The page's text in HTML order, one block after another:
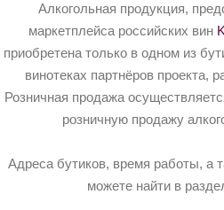
Алкогольная продукция,
маркетплейса российских вин
приобретена только в одном из
винотеках партнёров проекта,
Розничная продажа
розничную продажу
Адреса бутиков, время работы,
можете найти в